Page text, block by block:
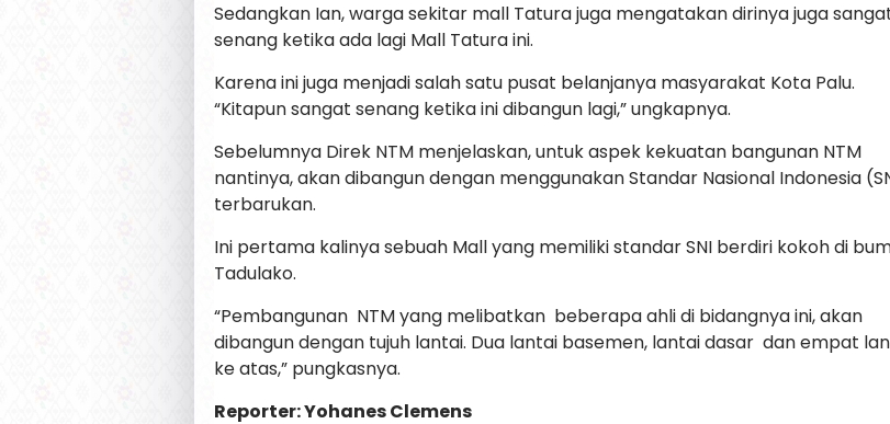
Sedangkan Ian, warga sekitar mall Tatura juga mengatakan dirinya juga
senang ketika ada lagi Mall Tatura ini.
Karena ini juga menjadi salah satu pusat belanjanya masyarakat Kota Palu.
“Kitapun sangat senang ketika ini dibangun lagi,” ungkapnya.
Sebelumnya Direk NTM menjelaskan, untuk aspek kekuatan bangunan NTM
nantinya, akan dibangun dengan menggunakan Standar Nasional Indonesia
terbarukan.
Ini pertama kalinya sebuah Mall yang memiliki standar SNI berdiri kokoh di
Tadulako.
“Pembangunan NTM yang melibatkan beberapa ahli di bidangnya ini, akan
dibangun dengan tujuh lantai. Dua lantai basemen, lantai dasar dan empat
ke atas,” pungkasnya.
Reporter: Yohanes Clemens